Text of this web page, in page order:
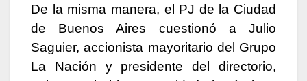
De la misma manera, el PJ de la Ciudad
de Buenos Aires cuestionó a Julio
Saguier, accionista mayoritario del Grupo
La Nación y presidente del directorio,